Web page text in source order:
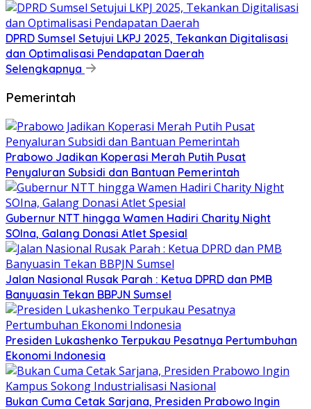
DPRD Sumsel Setujui LKPJ 2025, Tekankan Digitalisasi
dan Optimalisasi Pendapatan Daerah
Selengkapnya
Pemerintah
Prabowo Jadikan Koperasi Merah Putih Pusat
Penyaluran Subsidi dan Bantuan Pemerintah
Gubernur NTT hingga Wamen Hadiri Charity Night
SOIna, Galang Donasi Atlet Spesial
Jalan Nasional Rusak Parah : Ketua DPRD dan PMB
Banyuasin Tekan BBPJN Sumsel
Presiden Lukashenko Terpukau Pesatnya Pertumbuhan
Ekonomi Indonesia
Bukan Cuma Cetak Sarjana, Presiden Prabowo Ingin